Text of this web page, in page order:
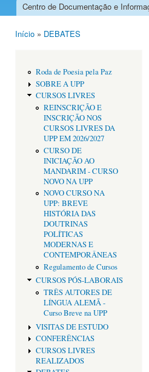
Menu principal
Centro de Documentação e
Início » DEBATES
Roda de Poesia pela Paz
SOBRE A UPP
CURSOS LIVRES
REINSCRIÇÃO E
INSCRIÇÃO NOS
CURSOS LIVRES DA
UPP EM 2026/2027
CURSO DE
INICIAÇÃO AO
MANDARIM - CURSO
NOVO NA UPP
NOVO CURSO NA
UPP: BREVE
HISTÓRIA DAS
DOUTRINAS
POLÍTICAS
MODERNAS E
CONTEMPORÂNEAS
Regulamento de Cursos
CURSOS PÓS-LABORAIS
TRÊS AUTORES DE
LÍNGUA ALEMÃ -
Curso Breve na UPP
VISITAS DE ESTUDO
CONFERÊNCIAS
CURSOS LIVRES
REALIZADOS